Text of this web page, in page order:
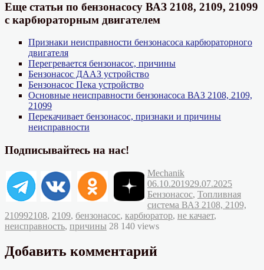
Еще статьи по бензонасосу ВАЗ 2108, 2109, 21099
с карбюраторным двигателем
Признаки неисправности бензонасоса карбюраторного
двигателя
Перегревается бензонасос, причины
Бензонасос ДААЗ устройство
Бензонасос Пека устройство
Основные неисправности бензонасоса ВАЗ 2108, 2109,
21099
Перекачивает бензонасос, признаки и причины
неисправности
Подписывайтесь на нас!
Автор
MechanikОпубликовано
06.10.201929.07.2025
Бензонасос, Топливная
система ВАЗ 2108, 2109,
21099Метки
2108, 2109, бензонасос, карбюратор, не качает,
неисправность, причины 28 140 views
Добавить комментарий